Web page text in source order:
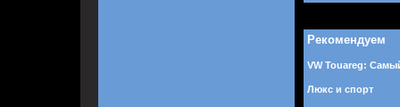
Рекомендуем
VW Touareg:
Люкс и спорт